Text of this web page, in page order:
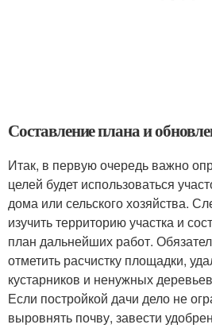
Составление плана и
Итак, в первую очередь важно
целей будет использоваться
дома или сельского хозяйства.
изучить территорию участка и
план дальнейших работ.
отметить расчистку площадки,
кустарников и ненужных
Если постройкой дачи дело не
выровнять почву, завести